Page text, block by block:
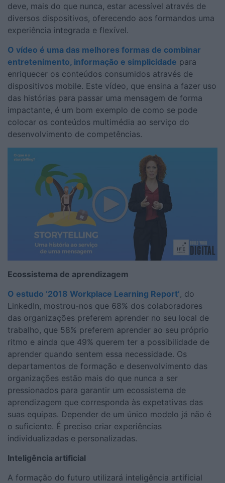
deve, mais do que nunca, estar acessível através de
diversos dispositivos, oferecendo aos formandos uma
experiência integrada e flexível.
O vídeo é uma das melhores formas de combinar
entretenimento, informação e simplicidade para
enriquecer os conteúdos consumidos através de
dispositivos mobile. Este vídeo, que ensina a fazer uso
das histórias para passar uma mensagem de forma
impactante, é um bom exemplo de como se pode
colocar os conteúdos multimédia ao serviço do
desenvolvimento de competências.
Ecossistema de aprendizagem
O estudo ‘2018 Workplace Learning Report’, do
LinkedIn, mostrou-nos que 68% dos colaboradores
das organizações preferem aprender no seu local de
trabalho, que 58% preferem aprender ao seu próprio
ritmo e ainda que 49% querem ter a possibilidade de
aprender quando sentem essa necessidade. Os
departamentos de formação e desenvolvimento das
organizações estão mais do que nunca a ser
pressionados para garantir um ecossistema de
aprendizagem que corresponda às expetativas das
suas equipas. Depender de um único modelo já não é
o suficiente. É preciso criar experiências
individualizadas e personalizadas.
Inteligência artificial
A formação do futuro utilizará inteligência artificial